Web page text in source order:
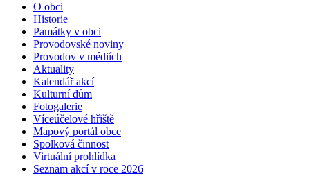
O obci
Historie
Památky v obci
Provodovské noviny
Provodov v médiích
Aktuality
Kalendář akcí
Kulturní dům
Fotogalerie
Víceúčelové hřiště
Mapový portál obce
Spolková činnost
Virtuální prohlídka
Seznam akcí v roce 2026